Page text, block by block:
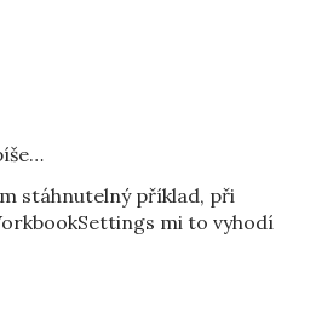
stáhnutelný příklad, při
mi to vyhodí